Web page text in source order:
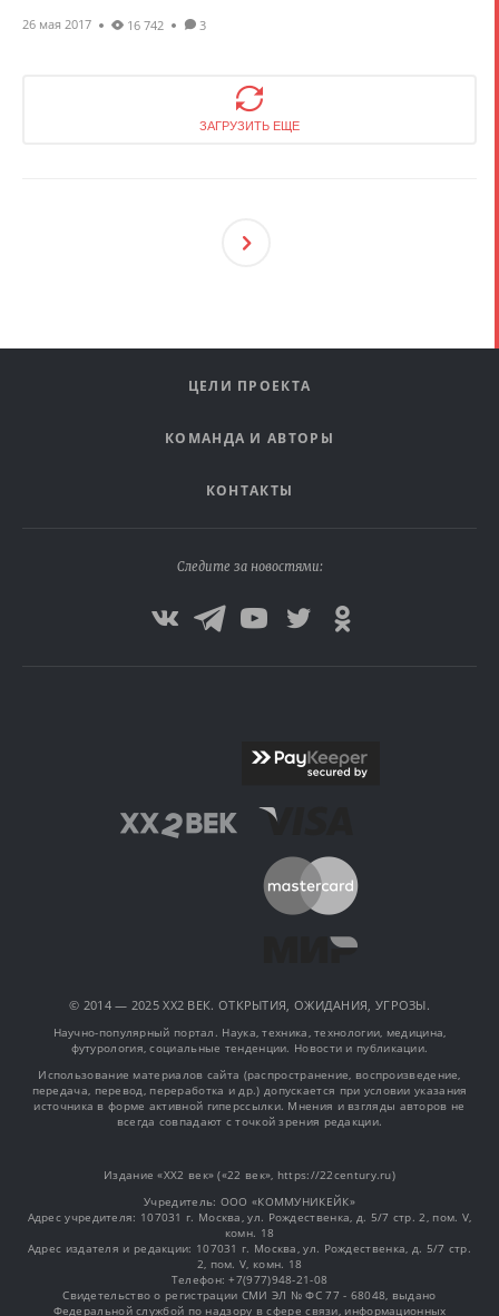
26 мая 2017 16 742 3
ЗАГРУЗИТЬ ЕЩЕ
Ующ
ЦЕЛИ ПРОЕКТА
КОМАНДА И АВТОРЫ
КОНТАКТЫ
Следите за новостями:
© 2014 — 2025 XX2 ВЕК. ОТКРЫТИЯ, ОЖИДАНИЯ, УГРОЗЫ.
Научно-популярный портал. Наука, техника, технологии, медицина,
футурология, социальные тенденции. Новости и публикации.
Использование материалов сайта (распространение, воспроизведение,
передача, перевод, переработка и др.) допускается при условии указания
источника в форме активной гиперссылки. Мнения и взгляды авторов не
всегда совпадают с точкой зрения редакции.
Издание «XX2 век» («22 век», https://22century.ru)
Учредитель: OOO «КОММУНИКЕЙК»
Адрес учредителя: 107031 г. Москва, ул. Рождественка, д. 5/7 стр. 2, пом. V,
комн. 18
Адрес издателя и редакции: 107031 г. Москва, ул. Рождественка, д. 5/7 стр.
2, пом. V, комн. 18
Телефон: +7(977)948-21-08
Свидетельство о регистрации СМИ ЭЛ № ФС 77 - 68048, выдано
Федеральной службой по надзору в сфере связи, информационных